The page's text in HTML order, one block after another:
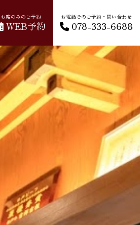
お席のみのご予約
WEB予約
お電話でのご予約・問い合わせ
078-333-6688